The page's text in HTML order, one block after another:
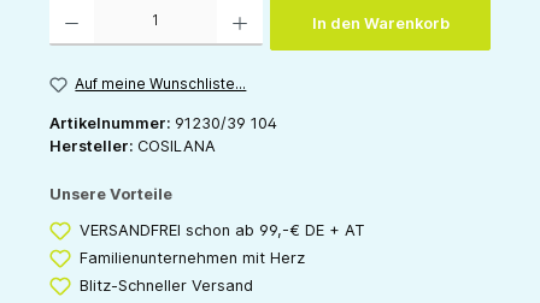
In den Warenkorb
Auf meine Wunschliste...
Artikelnummer: 91230/39 104
Hersteller: COSILANA
Unsere Vorteile
VERSANDFREI schon ab 99,-€ DE + AT
Familienunternehmen mit Herz
Blitz-Schneller Versand